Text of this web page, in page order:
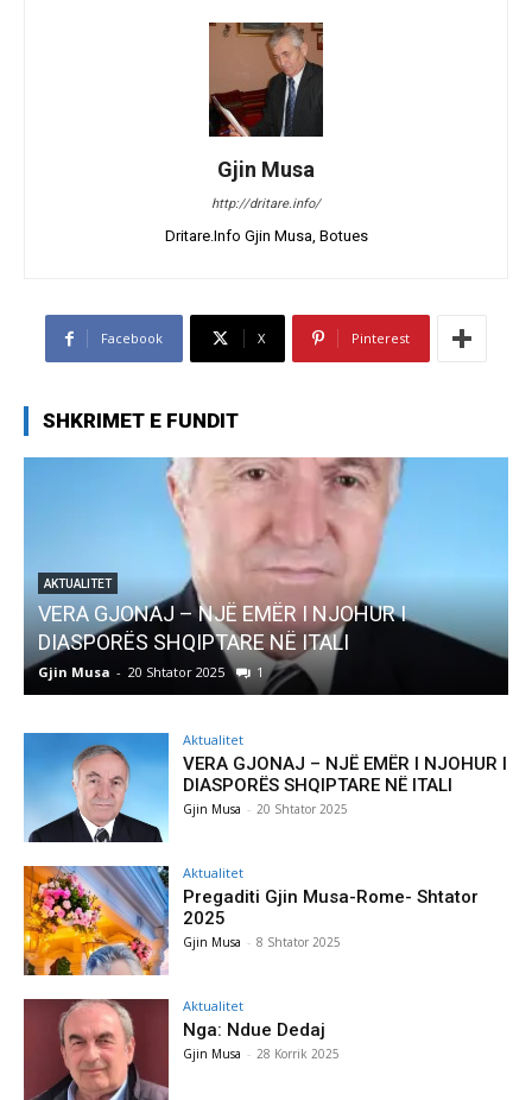
Gjin Musa
http://dritare.info/
Dritare.Info Gjin Musa, Botues
Facebook X Pinterest
SHKRIMET E FUNDIT
AKTUALITET
Pregaditi Gjin Musa-Rome- Shtator 2025
Gjin Musa - 8 Shtator 2025 0
Aktualitet
VERA GJONAJ – NJË EMËR I NJOHUR I
DIASPORËS SHQIPTARE NË ITALI
Gjin Musa - 20 Shtator 2025
Aktualitet
Pregaditi Gjin Musa-Rome- Shtator
2025
Gjin Musa - 8 Shtator 2025
Aktualitet
Nga: Ndue Dedaj
Gjin Musa - 28 Korrik 2025